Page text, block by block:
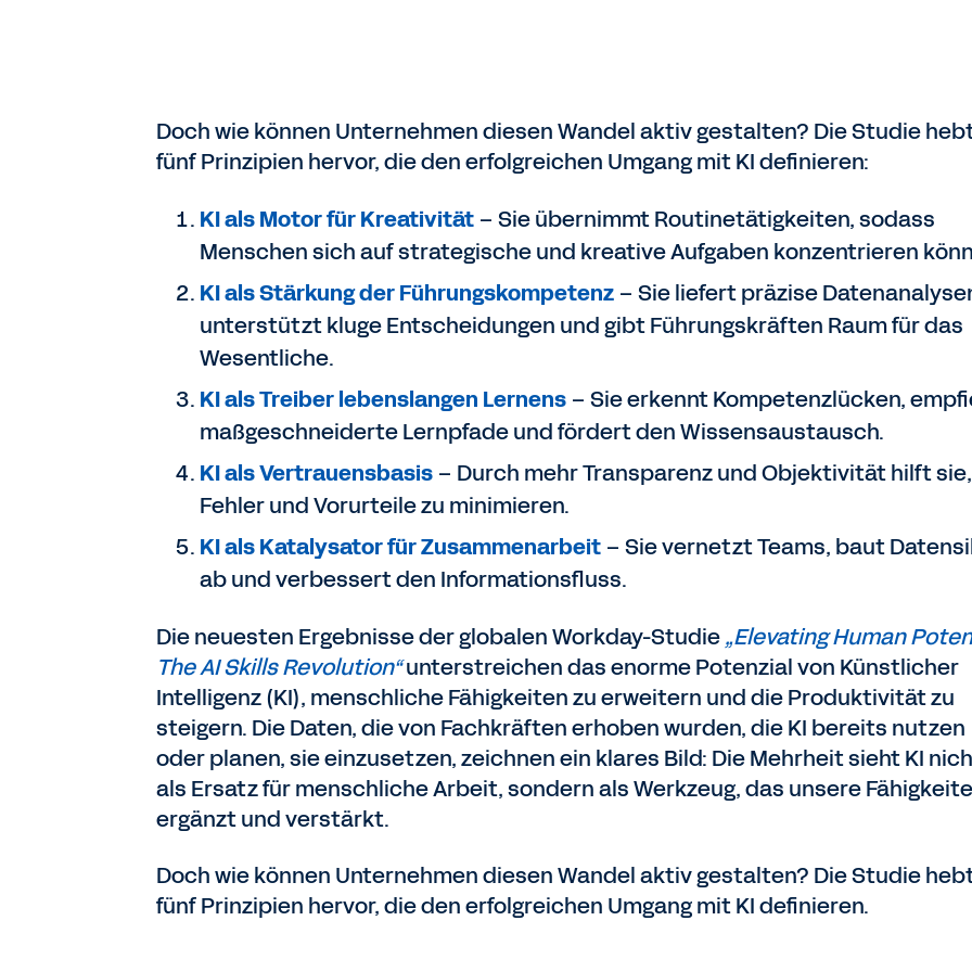
Doch wie können Unternehmen diesen Wandel aktiv gestalten? Die Studie
fünf Prinzipien hervor, die den erfolgreichen Umgang mit KI definieren:
KI als Motor für Kreativität – Sie übernimmt Routinetätigkeiten, sodass
Menschen sich auf strategische und kreative Aufgaben konzentrieren
KI als Stärkung der Führungskompetenz – Sie liefert präzise
unterstützt kluge Entscheidungen und gibt Führungskräften Raum für das
Wesentliche.
KI als Treiber lebenslangen Lernens – Sie erkennt Kompetenzlücken,
maßgeschneiderte Lernpfade und fördert den Wissensaustausch.
KI als Vertrauensbasis – Durch mehr Transparenz und Objektivität hilft sie,
Fehler und Vorurteile zu minimieren.
KI als Katalysator für Zusammenarbeit – Sie vernetzt Teams, baut
ab und verbessert den Informationsfluss.
Die neuesten Ergebnisse der globalen Workday-Studie„Elevating Human
The AI Skills Revolution“unterstreichen das enorme Potenzial von Künstlicher
Intelligenz (KI), menschliche Fähigkeiten zu erweitern und die Produktivität zu
steigern. Die Daten, die von Fachkräften erhoben wurden, die KI bereits nutzen
oder planen, sie einzusetzen, zeichnen ein klares Bild: Die Mehrheit sieht KI
als Ersatz für menschliche Arbeit, sondern als Werkzeug, das unsere
ergänzt und verstärkt.
Doch wie können Unternehmen diesen Wandel aktiv gestalten? Die Studie
fünf Prinzipien hervor, die den erfolgreichen Umgang mit KI definieren.